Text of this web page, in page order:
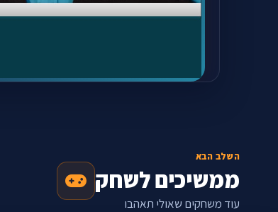
השלב הבא
ממשיכים לשחק
עוד משחקים שאולי תאהבו